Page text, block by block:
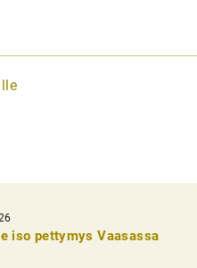
iso pettymys Vaasassa